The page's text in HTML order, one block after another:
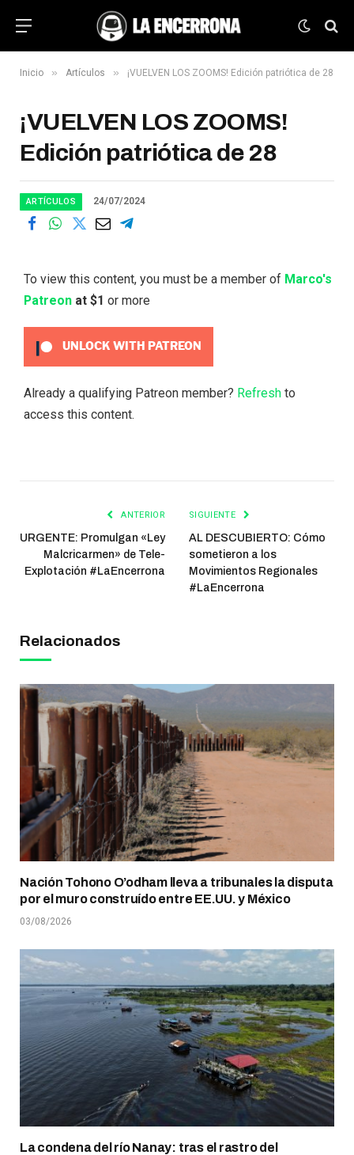
Inicio » Artículos » ¡VUELVEN LOS ZOOMS! Edición patriótica de 28
¡VUELVEN LOS ZOOMS!
Edición patriótica de 28
ARTÍCULOS 24/07/2024
To view this content, you must be a member of Marco's
Patreon at $1 or more
UNLOCK WITH PATREON
Already a qualifying Patreon member? Refresh to
access this content.
ANTERIOR
URGENTE: Promulgan «Ley
Malcricarmen» de Tele-
Explotación #LaEncerrona
SIGUIENTE
AL DESCUBIERTO: Cómo
sometieron a los
Movimientos Regionales
#LaEncerrona
Relacionados
Nación Tohono O’odham lleva a tribunales la disputa
por el muro construído entre EE.UU. y México
03/08/2026
La condena del río Nanay: tras el rastro del